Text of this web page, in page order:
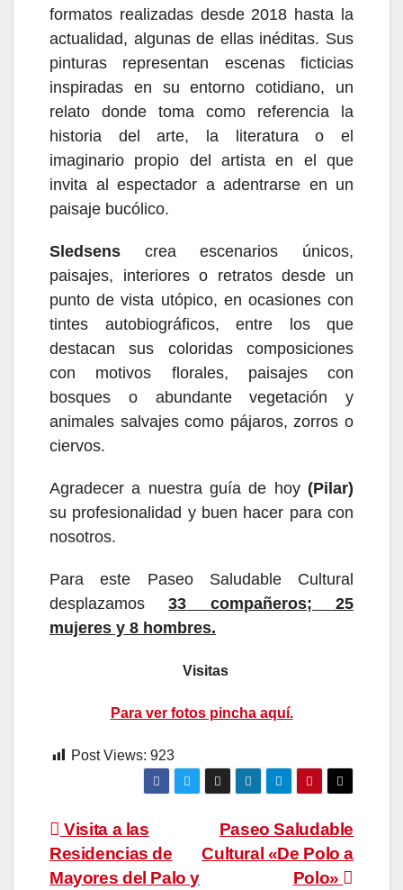
formatos realizadas desde 2018 hasta la
actualidad, algunas de ellas inéditas. Sus
pinturas representan escenas ficticias
inspiradas en su entorno cotidiano, un
relato donde toma como referencia la
historia del arte, la literatura o el
imaginario propio del artista en el que
invita al espectador a adentrarse en un
paisaje bucólico.
Sledsens crea escenarios únicos,
paisajes, interiores o retratos desde un
punto de vista utópico, en ocasiones con
tintes autobiográficos, entre los que
destacan sus coloridas composiciones
con motivos florales, paisajes con
bosques o abundante vegetación y
animales salvajes como pájaros, zorros o
ciervos.
Agradecer a nuestra guía de hoy (Pilar)
su profesionalidad y buen hacer para con
nosotros.
Para este Paseo Saludable Cultural
desplazamos33 compañeros;25
mujeres y 8 hombres.
Visitas
Para ver fotos pincha aquí.
Post Views: 923
Navegación
de
Paseo Saludable
Cultural «De Polo a
Polo»
Visita a las
Residencias de
Mayores del Palo y